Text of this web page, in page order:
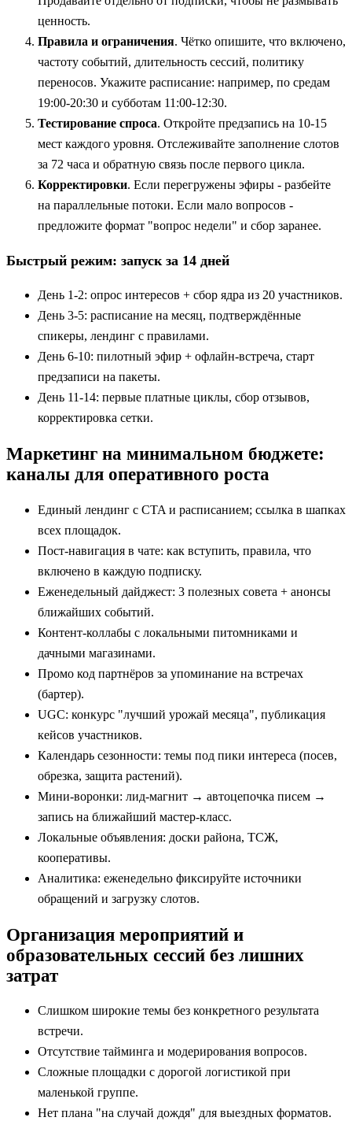
ценность.
Правила и ограничения. Чётко опишите, что включено,
частоту событий, длительность сессий, политику
переносов. Укажите расписание: например, по средам
19:00-20:30 и субботам 11:00-12:30.
Тестирование спроса. Откройте предзапись на 10-15
мест каждого уровня. Отслеживайте заполнение слотов
за 72 часа и обратную связь после первого цикла.
Корректировки. Если перегружены эфиры - разбейте
на параллельные потоки. Если мало вопросов -
предложите формат "вопрос недели" и сбор заранее.
Быстрый режим: запуск за 14 дней
День 1-2: опрос интересов + сбор ядра из 20 участников.
День 3-5: расписание на месяц, подтверждённые
спикеры, лендинг с правилами.
День 6-10: пилотный эфир + офлайн-встреча, старт
предзаписи на пакеты.
День 11-14: первые платные циклы, сбор отзывов,
корректировка сетки.
Маркетинг на минимальном бюджете:
каналы для оперативного роста
Единый лендинг с CTA и расписанием; ссылка в шапках
всех площадок.
Пост-навигация в чате: как вступить, правила, что
включено в каждую подписку.
Еженедельный дайджест: 3 полезных совета + анонсы
ближайших событий.
Контент-коллабы с локальными питомниками и
дачными магазинами.
Промо код партнёров за упоминание на встречах
(бартер).
UGC: конкурс "лучший урожай месяца", публикация
кейсов участников.
Календарь сезонности: темы под пики интереса (посев,
обрезка, защита растений).
Мини-воронки: лид-магнит → автоцепочка писем →
запись на ближайший мастер-класс.
Локальные объявления: доски района, ТСЖ,
кооперативы.
Аналитика: еженедельно фиксируйте источники
обращений и загрузку слотов.
Организация мероприятий и
образовательных сессий без лишних
затрат
Слишком широкие темы без конкретного результата
встречи.
Отсутствие тайминга и модерирования вопросов.
Сложные площадки с дорогой логистикой при
маленькой группе.
Нет плана "на случай дождя" для выездных форматов.